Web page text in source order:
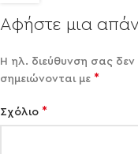
Αφήστε μια
Η ηλ. διεύθυνση σας δεν
σημειώνονται με *
Σχόλιο *